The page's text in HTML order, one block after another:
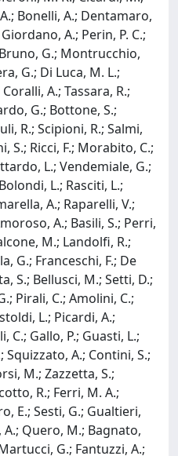
Bonelli, A.; Dentamaro,
A.; Perin, P. C.;
G.; Montrucchio,
G.; Di Luca, M. L.;
A.; Tassara, R.;
G.; Bottone, S.;
R.; Scipioni, R.; Salmi,
S.; Ricci, F.; Morabito, C.;
L.; Vendemiale, G.;
L.; Rasciti, L.;
A.; Raparelli, V.;
A.; Basili, S.; Perri,
M.; Landolfi, R.;
G.; Franceschi, F.; De
S.; Bellusci, M.; Setti, D.;
Pirali, C.; Amolini, C.;
L.; Picardi, A.;
C.; Gallo, P.; Guasti, L.;
Squizzato, A.; Contini, S.;
M.; Zazzetta, S.;
R.; Ferri, M. A.;
E.; Sesti, G.; Gualtieri,
A.; Quero, M.; Bagnato,
G.; Fantuzzi, A.;